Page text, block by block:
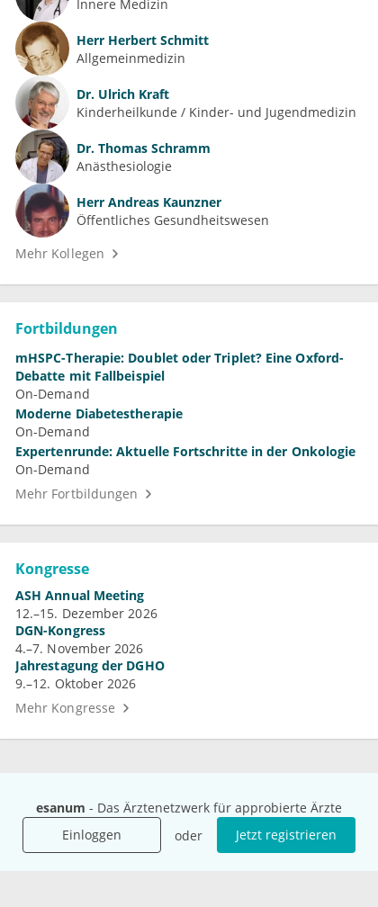
esanum - Das Ärztenetzwerk für approbierte Ärzte
Einloggen
oder Jetzt registrieren
Innere Medizin
Herr Herbert Schmitt
Allgemeinmedizin
Dr. Ulrich Kraft
Kinderheilkunde / Kinder- und Jugendmedizin
Dr. Thomas Schramm
Anästhesiologie
Herr Andreas Kaunzner
Öffentliches Gesundheitswesen
Mehr Kollegen
Fortbildungen
mHSPC-Therapie: Doublet oder Triplet? Eine Oxford-
Debatte mit Fallbeispiel
On-Demand
Moderne Diabetestherapie
On-Demand
Expertenrunde: Aktuelle Fortschritte in der Onkologie
On-Demand
Mehr Fortbildungen
Kongresse
ASH Annual Meeting
12.–15. Dezember 2026
DGN-Kongress
4.–7. November 2026
Jahrestagung der DGHO
9.–12. Oktober 2026
Mehr Kongresse
Unternehmen
Das sind wir
Ressourcen
Ihre Fragen